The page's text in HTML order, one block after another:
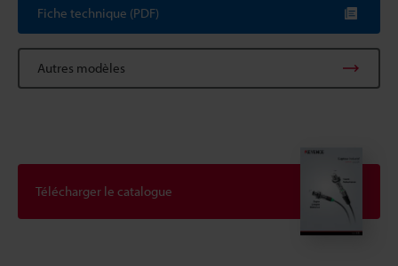
Fiche technique (PDF)
Autres modèles
Télécharger le catalogue